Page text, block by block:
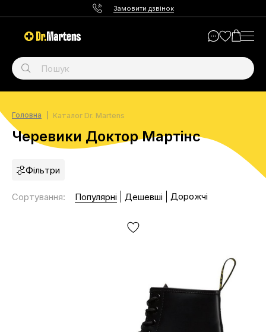
Замовити дзвінок
Головна Каталог Dr. Martens
Черевики Доктор Мартінс
Фільтри
Сортування: Популярні Дешевші Дорожчі